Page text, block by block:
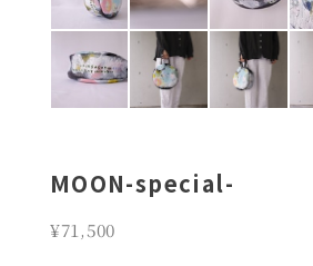
MOON-special-
¥71,500